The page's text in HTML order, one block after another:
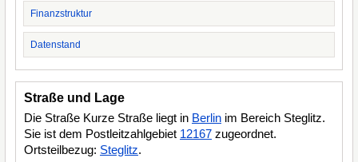
Finanzstruktur
Datenstand
Straße und Lage
Die Straße Kurze Straße liegt in Berlin im Bereich Steglitz.
Sie ist dem Postleitzahlgebiet 12167 zugeordnet.
Ortsteilbezug: Steglitz.